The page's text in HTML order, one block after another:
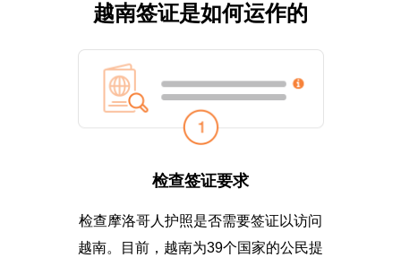
越南签证是如何运作的
检查签证要求
检查摩洛哥人护照是否需要签证以访问
越南。目前，越南为39个国家的公民提